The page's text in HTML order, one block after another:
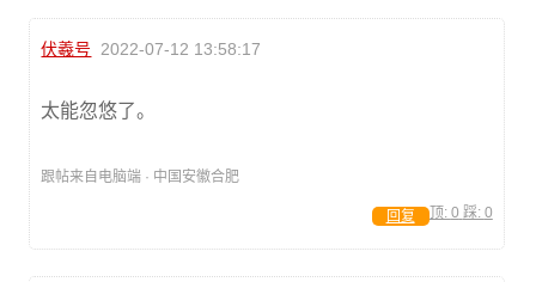
伏羲号 2022-07-12 13:58:17
太能忽悠了。
跟帖来自电脑端 · 中国安徽合肥
顶: 0 踩: 0
回复